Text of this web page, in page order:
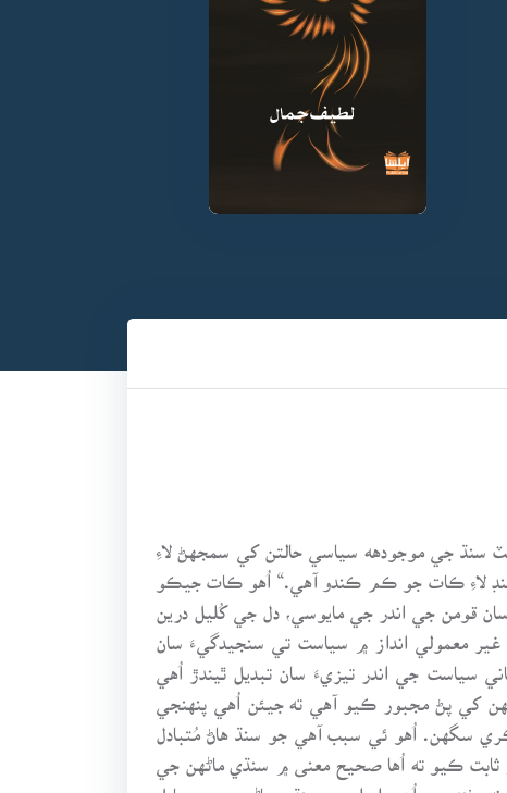
سنڌ جي موجودهه سياسي حالتن کي سمجهڻ لاءِ
لاءِ ڪات جو ڪم ڪندو آهي.“ اُهو ڪات جيڪو
قومن جي اندر جي مايوسي، دل جي کُليل درين
معمولي انداز ۾ سياست تي سنجيدگيءَ سان
جي اندر تيزيءَ سان تبديل ٿيندڙ اُهي
کي پڻ مجبور ڪيو آهي ته جيئن اُهي پنهنجي
سگهن. اُهو ئي سبب آهي جو سنڌ هاڻ مُتبادل
ڪيو ته اُها صحيح معنى ۾ سنڌي ماڻهن جي
وٺندي ۽ اُن سلسلي ۾ سنڌي ماڻهن جي وڃايل